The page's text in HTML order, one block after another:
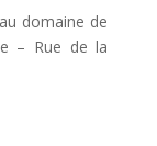
domaine de
– Rue de la